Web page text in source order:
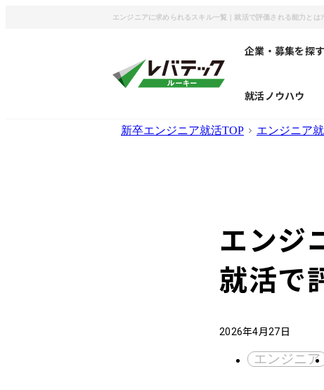
エンジニアに求められるスキル一覧｜就活で評価される能力とは?
企業・募集を探す
就活ノウハウ
新卒エンジニア就活TOP エンジニア
エンジ
就活で
2026年4月27日
エンジニア